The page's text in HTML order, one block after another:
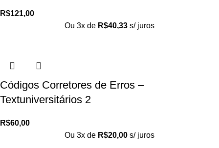
R$121,00
Ou 3x de R$40,33 s/ juros
Códigos Corretores de Erros –
Textuniversitários 2
R$60,00
Ou 3x de R$20,00 s/ juros